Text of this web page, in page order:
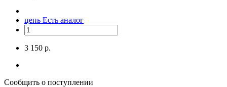
цепь Есть аналог
3 150 р.
Сообщить о поступлении